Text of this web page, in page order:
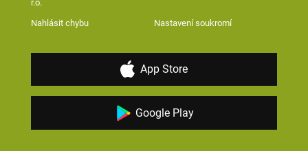
r.o.
Nahlásit chybu Nastavení soukromí
App Store
Google Play